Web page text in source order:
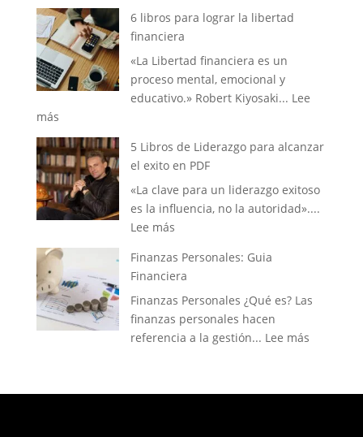
Libros
desarrollo
personal
en
6 libros para lograr la libertad
financiera
«La Libertad financiera es un
proceso mental, emocional y
educativo.» Robert Kiyosaki... Lee
más:
6
libros
para
lograr
la
financiera
5 Libros de Liderazgo para alcanzar
el exito en PDF
«La clave para un liderazgo exitoso
es la influencia, no la autoridad»....
Lee más:
Libros
de
Liderazgo
para
alcanzar
en
Finanzas Personales: Guia
Financiera
Finanzas Personales ¿Qué es? Las
finanzas personales hacen
referencia a la gestión... Lee más:
Guia